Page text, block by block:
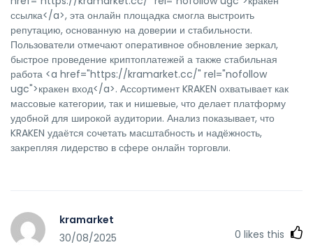
ссылка</a>, эта онлайн площадка смогла выстроить
репутацию, основанную на доверии и стабильности.
Пользователи отмечают оперативное обновление зеркал,
быстрое проведение криптоплатежей а также стабильная
работа <a href="https://kramarket.cc/" rel="nofollow
ugc">кракен вход</a>. Ассортимент KRAKEN охватывает как
массовые категории, так и нишевые, что делает платформу
удобной для широкой аудитории. Анализ показывает, что
KRAKEN удаётся сочетать масштабность и надёжность,
закрепляя лидерство в сфере онлайн торговли.
kramarket
30/08/2025
0 likes this